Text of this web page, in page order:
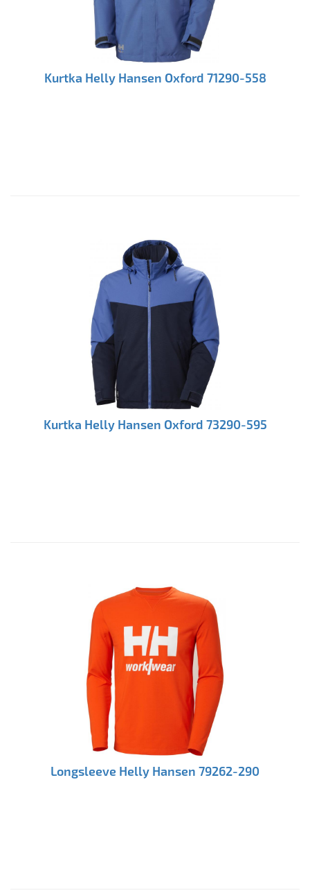
Kurtka Helly Hansen Oxford 71290-558
Kurtka Helly Hansen Oxford 73290-595
Longsleeve Helly Hansen 79262-290